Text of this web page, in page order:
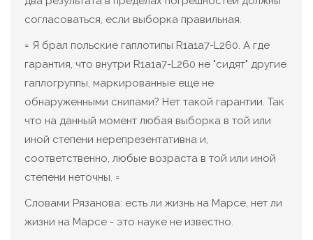
согласоваться, если выборка правильная.
= Я брал польские гаплотипы R1a1а7-L260. А где
гарантия, что внутри R1a1а7-L260 не "сидят" другие
гаплогруппы, маркированные еще не
обнаруженными снипами? Нет такой гарантии. Так
что на данный момент любая выборка в той или
иной степени нерепрезентативна и,
соответственно, любые возраста в той или иной
степени неточны. =
Словами Рязанова: есть ли жизнь на Марсе, нет ли
жизни на Марсе - это науке не известно.